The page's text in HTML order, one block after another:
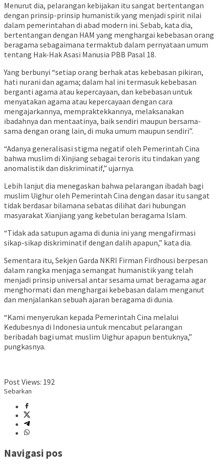
Menurut dia, pelarangan kebijakan itu sangat bertentangan
dengan prinsip-prinsip humanistik yang menjadi spirit nilai
dalam pemerintahan di abad modern ini. Sebab, kata dia,
bertentangan dengan HAM yang menghargai kebebasan orang
beragama sebagaimana termaktub dalam pernyataan umum
tentang Hak-Hak Asasi Manusia PBB Pasal 18.
Yang berbunyi “setiap orang berhak atas kebebasan pikiran,
hati nurani dan agama; dalam hal ini termasuk kebebasan
berganti agama atau kepercayaan, dan kebebasan untuk
menyatakan agama atau kepercayaan dengan cara
mengajarkannya, mempraktekkannya, melaksanakan
ibadahnya dan mentaatinya, baik sendiri maupun bersama-
sama dengan orang lain, di muka umum maupun sendiri”.
“Adanya generalisasi stigma negatif oleh Pemerintah Cina
bahwa muslim di Xinjiang sebagai teroris itu tindakan yang
anomalistik dan diskriminatif,” ujarnya.
Lebih lanjut dia menegaskan bahwa pelarangan ibadah bagi
muslim Uighur oleh Pemerintah Cina dengan dasar itu sangat
tidak berdasar bilamana sebatas dilihat dari hubungan
masyarakat Xianjiang yang kebetulan beragama Islam.
“Tidak ada satupun agama di dunia ini yang mengafirmasi
sikap-sikap diskriminatif dengan dalih apapun,” kata dia.
Sementara itu, Sekjen Garda NKRI Firman Firdhousi berpesan
dalam rangka menjaga semangat humanistik yang telah
menjadi prinsip universal antar sesama umat beragama agar
menghormati dan menghargai kebebasan dalam menganut
dan menjalankan sebuah ajaran beragama di dunia.
“Kami menyerukan kepada Pemerintah Cina melalui
Kedubesnya di Indonesia untuk mencabut pelarangan
beribadah bagi umat muslim Uighur apapun bentuknya,”
pungkasnya.
Post Views: 192
Sebarkan
Navigasi pos